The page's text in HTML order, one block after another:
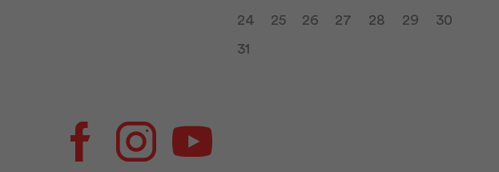
24
25 26 27 28 29
30
31
FacebookInstagramYoutube